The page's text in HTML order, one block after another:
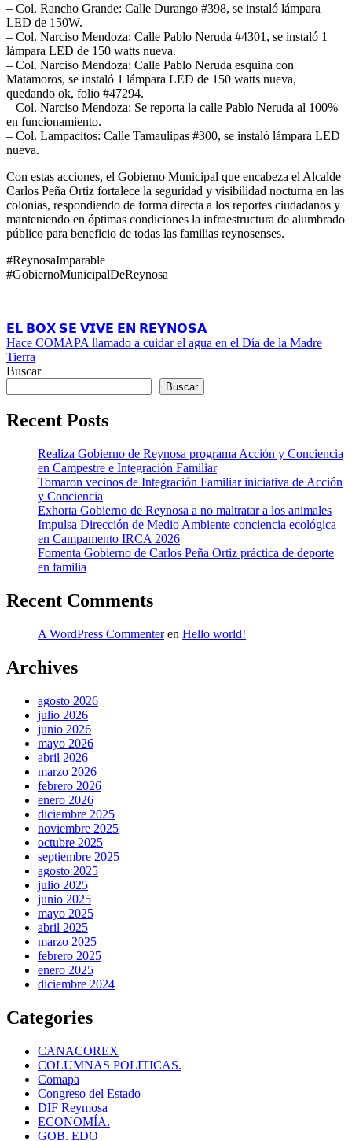
– Col. Rancho Grande: Calle Durango #398, se instaló lámpara
LED de 150W.
– Col. Narciso Mendoza: Calle Pablo Neruda #4301, se instaló 1
lámpara LED de 150 watts nueva.
– Col. Narciso Mendoza: Calle Pablo Neruda esquina con
Matamoros, se instaló 1 lámpara LED de 150 watts nueva,
quedando ok, folio #47294.
– Col. Narciso Mendoza: Se reporta la calle Pablo Neruda al 100%
en funcionamiento.
– Col. Lampacitos: Calle Tamaulipas #300, se instaló lámpara LED
nueva.
Con estas acciones, el Gobierno Municipal que encabeza el Alcalde
Carlos Peña Ortiz fortalece la seguridad y visibilidad nocturna en las
colonias, respondiendo de forma directa a los reportes ciudadanos y
manteniendo en óptimas condiciones la infraestructura de alumbrado
público para beneficio de todas las familias reynosenses.
#ReynosaImparable
#GobiernoMunicipalDeReynosa
Navegación
de
entradas
𝗘𝗟 𝗕𝗢𝗫 𝗦𝗘 𝗩𝗜𝗩𝗘 𝗘𝗡 𝗥𝗘𝗬𝗡𝗢𝗦𝗔
Hace COMAPA llamado a cuidar el agua en el Día de la Madre
Tierra
Buscar
Buscar
Recent Posts
Realiza Gobierno de Reynosa programa Acción y Conciencia
en Campestre e Integración Familiar
Tomaron vecinos de Integración Familiar iniciativa de Acción
y Conciencia
Exhorta Gobierno de Reynosa a no maltratar a los animales
Impulsa Dirección de Medio Ambiente conciencia ecológica
en Campamento IRCA 2026
Fomenta Gobierno de Carlos Peña Ortiz práctica de deporte
en familia
Recent Comments
A WordPress Commenteren Hello world!
Archives
agosto 2026
julio 2026
junio 2026
mayo 2026
abril 2026
marzo 2026
febrero 2026
enero 2026
diciembre 2025
noviembre 2025
octubre 2025
septiembre 2025
agosto 2025
julio 2025
junio 2025
mayo 2025
abril 2025
marzo 2025
febrero 2025
enero 2025
diciembre 2024
Categories
CANACOREX
COLUMNAS POLITICAS.
Comapa
Congreso del Estado
DIF Reymosa
ECONOMÍA.
GOB. EDO